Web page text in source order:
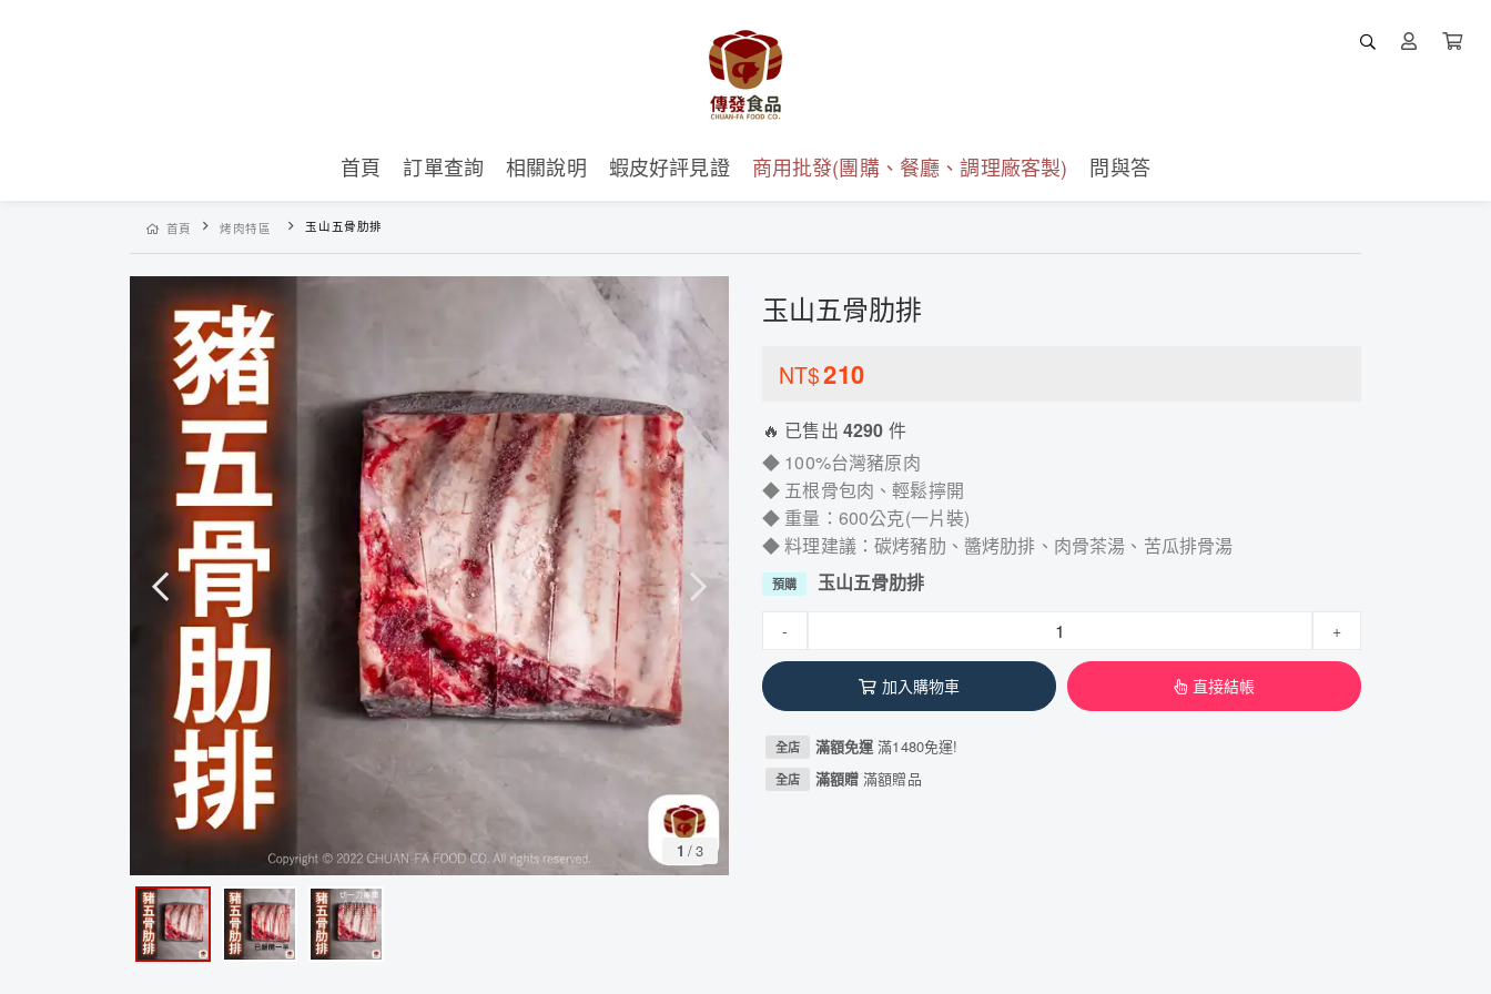
首頁 訂單查詢 相關說明 蝦皮好評見證 商用批發(團購、餐廳、調理廠客製) 問與答
首頁 烤肉特區 玉山五骨肋排
1 /3
玉山五骨肋排
NT$210
🔥 已售出 4290 件
◆ 100%台灣豬原肉
◆ 五根骨包肉、輕鬆擰開
◆ 重量：600公克(一片裝)
◆ 料理建議：碳烤豬肋、醬烤肋排、肉骨茶湯、苦瓜排骨湯
預購 玉山五骨肋排
- +
加入購物車 直接結帳
全店 滿額免運滿1480免運!
全店 滿額贈滿額贈品